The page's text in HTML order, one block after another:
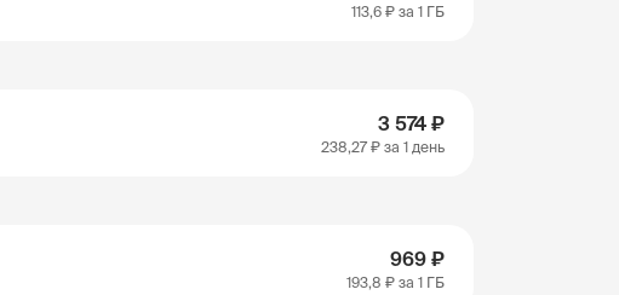
113,6 ₽ за 1 ГБ
3 574 ₽
238,27 ₽ за 1 день
969 ₽
193,8 ₽ за 1 ГБ